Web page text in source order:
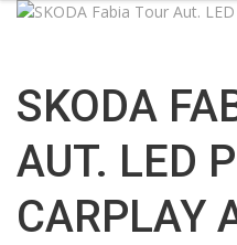
SKODA
AUT. LED
CARPLAY